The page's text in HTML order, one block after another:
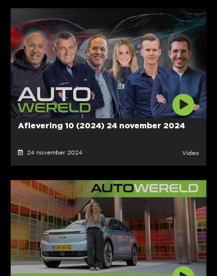
Aflevering 10 (2024) 24 november 2024
24 november 2024 Video